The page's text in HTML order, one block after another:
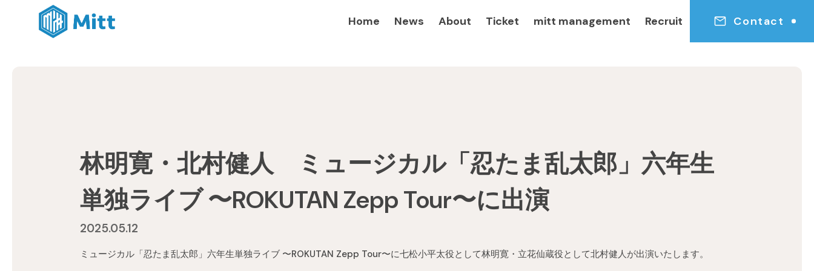
Home News About Ticket mitt management Recruit Contact
林明寛・北村健人 ミュージカル「忍たま乱太郎」六年生
単独ライブ 〜ROKUTAN Zepp Tour〜に出演
2025.05.12
ミュージカル「忍たま乱太郎」六年生単独ライブ 〜ROKUTAN Zepp Tour〜に七松小平太役として林明寛・立花仙蔵役として北村健人が出演いたします。